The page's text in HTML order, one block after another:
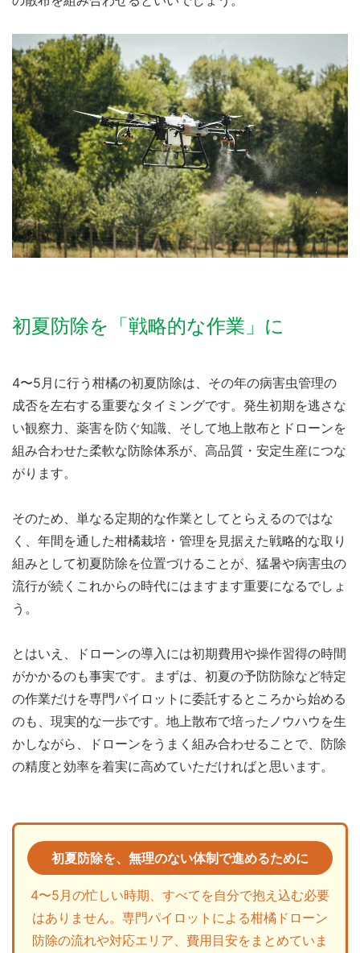
初夏防除を「戦略的な作業」に
4〜5月に行う柑橘の初夏防除は、その年の病害虫管理の
成否を左右する重要なタイミングです。発生初期を逃さな
い観察力、薬害を防ぐ知識、そして地上散布とドローンを
組み合わせた柔軟な防除体系が、高品質・安定生産につな
がります。
そのため、単なる定期的な作業としてとらえるのではな
く、年間を通した柑橘栽培・管理を見据えた戦略的な取り
組みとして初夏防除を位置づけることが、猛暑や病害虫の
流行が続くこれからの時代にはますます重要になるでしょ
う。
とはいえ、ドローンの導入には初期費用や操作習得の時間
がかかるのも事実です。まずは、初夏の予防防除など特定
の作業だけを専門パイロットに委託するところから始める
のも、現実的な一歩です。地上散布で培ったノウハウを生
かしながら、ドローンをうまく組み合わせることで、防除
の精度と効率を着実に高めていただければと思います。
初夏防除を、無理のない体制で進めるために
4〜5月の忙しい時期、すべてを自分で抱え込む必要
はありません。専門パイロットによる柑橘ドローン
防除の流れや対応エリア、費用目安をまとめていま